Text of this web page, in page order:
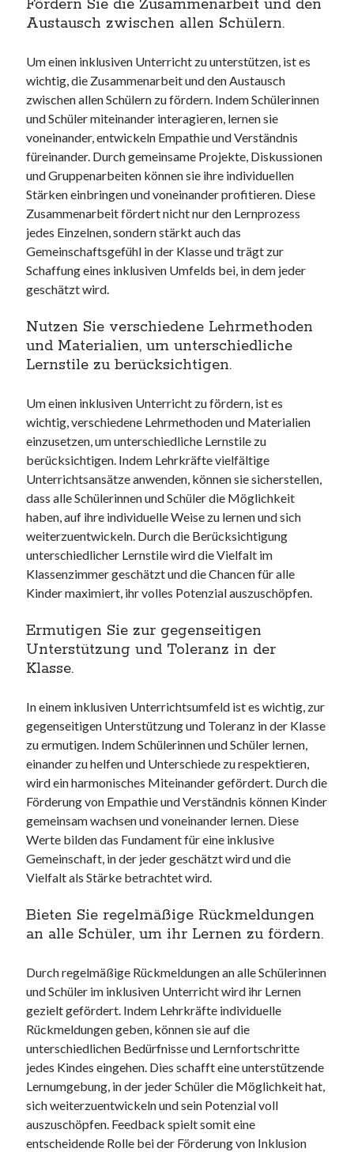
Fördern Sie die Zusammenarbeit und den
Austausch zwischen allen Schülern.
Um einen inklusiven Unterricht zu unterstützen, ist es
wichtig, die Zusammenarbeit und den Austausch
zwischen allen Schülern zu fördern. Indem Schülerinnen
und Schüler miteinander interagieren, lernen sie
voneinander, entwickeln Empathie und Verständnis
füreinander. Durch gemeinsame Projekte, Diskussionen
und Gruppenarbeiten können sie ihre individuellen
Stärken einbringen und voneinander profitieren. Diese
Zusammenarbeit fördert nicht nur den Lernprozess
jedes Einzelnen, sondern stärkt auch das
Gemeinschaftsgefühl in der Klasse und trägt zur
Schaffung eines inklusiven Umfelds bei, in dem jeder
geschätzt wird.
Nutzen Sie verschiedene Lehrmethoden
und Materialien, um unterschiedliche
Lernstile zu berücksichtigen.
Um einen inklusiven Unterricht zu fördern, ist es
wichtig, verschiedene Lehrmethoden und Materialien
einzusetzen, um unterschiedliche Lernstile zu
berücksichtigen. Indem Lehrkräfte vielfältige
Unterrichtsansätze anwenden, können sie sicherstellen,
dass alle Schülerinnen und Schüler die Möglichkeit
haben, auf ihre individuelle Weise zu lernen und sich
weiterzuentwickeln. Durch die Berücksichtigung
unterschiedlicher Lernstile wird die Vielfalt im
Klassenzimmer geschätzt und die Chancen für alle
Kinder maximiert, ihr volles Potenzial auszuschöpfen.
Ermutigen Sie zur gegenseitigen
Unterstützung und Toleranz in der
Klasse.
In einem inklusiven Unterrichtsumfeld ist es wichtig, zur
gegenseitigen Unterstützung und Toleranz in der Klasse
zu ermutigen. Indem Schülerinnen und Schüler lernen,
einander zu helfen und Unterschiede zu respektieren,
wird ein harmonisches Miteinander gefördert. Durch die
Förderung von Empathie und Verständnis können Kinder
gemeinsam wachsen und voneinander lernen. Diese
Werte bilden das Fundament für eine inklusive
Gemeinschaft, in der jeder geschätzt wird und die
Vielfalt als Stärke betrachtet wird.
Bieten Sie regelmäßige Rückmeldungen
an alle Schüler, um ihr Lernen zu fördern.
Durch regelmäßige Rückmeldungen an alle Schülerinnen
und Schüler im inklusiven Unterricht wird ihr Lernen
gezielt gefördert. Indem Lehrkräfte individuelle
Rückmeldungen geben, können sie auf die
unterschiedlichen Bedürfnisse und Lernfortschritte
jedes Kindes eingehen. Dies schafft eine unterstützende
Lernumgebung, in der jeder Schüler die Möglichkeit hat,
sich weiterzuentwickeln und sein Potenzial voll
auszuschöpfen. Feedback spielt somit eine
entscheidende Rolle bei der Förderung von Inklusion